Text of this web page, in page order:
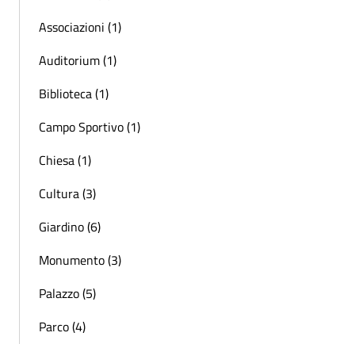
Associazioni (1)
Auditorium (1)
Biblioteca (1)
Campo Sportivo (1)
Chiesa (1)
Cultura (3)
Giardino (6)
Monumento (3)
Palazzo (5)
Parco (4)